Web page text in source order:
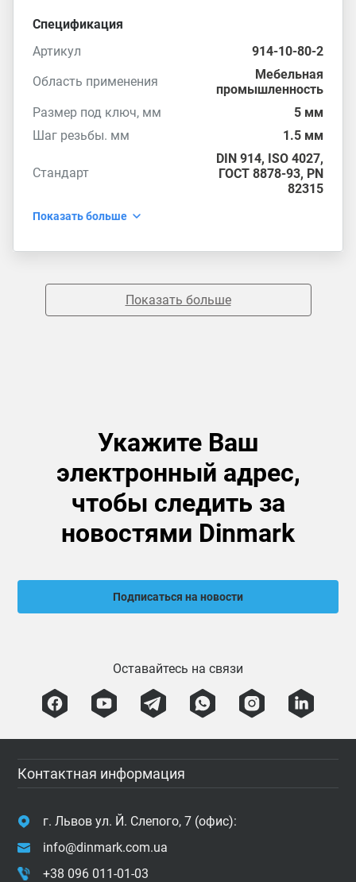
Спецификация
Артикул
914-10-80-2
Область применения
Мебельная
промышленность
Размер под ключ, мм
5 мм
Шаг резьбы. мм
1.5 мм
Стандарт
DIN 914, ISO 4027,
ГОСТ 8878-93, PN
82315
Показать больше
Показать больше
Укажите Ваш
электронный адрес,
чтобы следить за
новостями Dinmark
Подписаться на новости
Оставайтесь на связи
Контактная информация
г. Львов ул. Й. Слепого, 7 (офис):
info@dinmark.com.ua
+38 096 011-01-03